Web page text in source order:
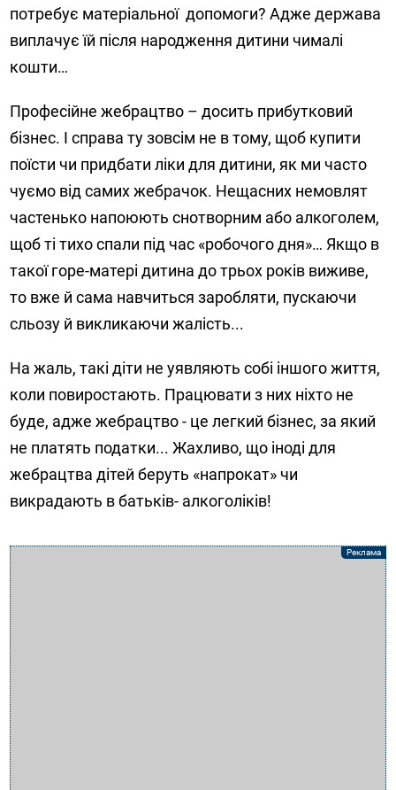
потребує матеріальної допомоги? Адже держава
виплачує їй після народження дитини чималі
кошти…
Професійне жебрацтво – досить прибутковий
бізнес. І справа ту зовсім не в тому, щоб купити
поїсти чи придбати ліки для дитини, як ми часто
чуємо від самих жебрачок. Нещасних немовлят
частенько напоюють снотворним або алкоголем,
щоб ті тихо спали під час «робочого дня»… Якщо в
такої горе-матері дитина до трьох років виживе,
то вже й сама навчиться заробляти, пускаючи
сльозу й викликаючи жалість...
На жаль, такі діти не уявляють собі іншого життя,
коли повиростають. Працювати з них ніхто не
буде, адже жебрацтво - це легкий бізнес, за який
не платять податки... Жахливо, що іноді для
жебрацтва дітей беруть «напрокат» чи
викрадають в батьків- алкоголіків!